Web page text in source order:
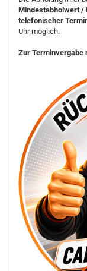
Mindestabholwert /
telefonischer
Uhr möglich.
Zur Terminvergabe